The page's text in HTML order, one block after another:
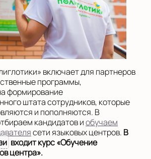
включает для партнеров
программы,
формирование
штата сотрудников, которые
и пополняются. В
кандидатов иобучаем
сети языковых центров. В
входит курс «Обучение
центра».